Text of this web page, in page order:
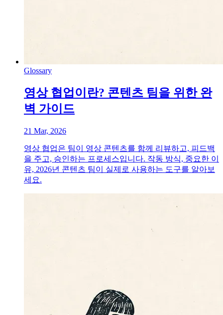
Glossary
영상 협업이란? 콘텐츠 팀을 위한 완
벽 가이드
21 Mar, 2026
영상 협업은 팀이 영상 콘텐츠를 함께 리뷰하고, 피드백
을 주고, 승인하는 프로세스입니다. 작동 방식, 중요한 이
유, 2026년 콘텐츠 팀이 실제로 사용하는 도구를 알아보
세요.